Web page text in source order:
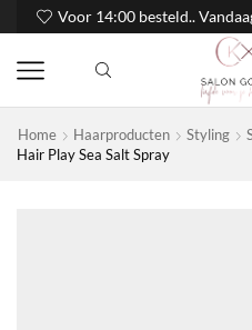
Voor 14:00 besteld..
Home Haarproducten Styling
Hair Play Sea Salt Spray